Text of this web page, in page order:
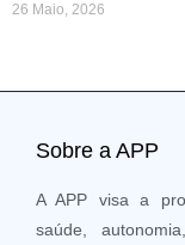
26 Maio, 2026
Sobre a APP
A APP visa a
saúde,